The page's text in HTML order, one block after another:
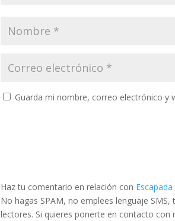
Guarda mi nombre, correo electrónico y
Haz tu comentario en relación con
No hagas SPAM, no emplees lenguaje
lectores. Si quieres ponerte en contacto con